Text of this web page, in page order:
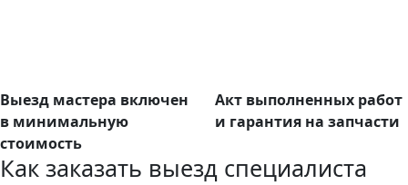
Выезд мастера включен
в минимальную
стоимость
Акт выполненных работ
и гарантия на запчасти
Как заказать выезд специалиста